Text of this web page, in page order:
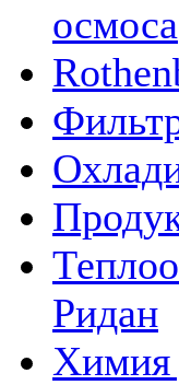
осмоса
Ридан
Химия